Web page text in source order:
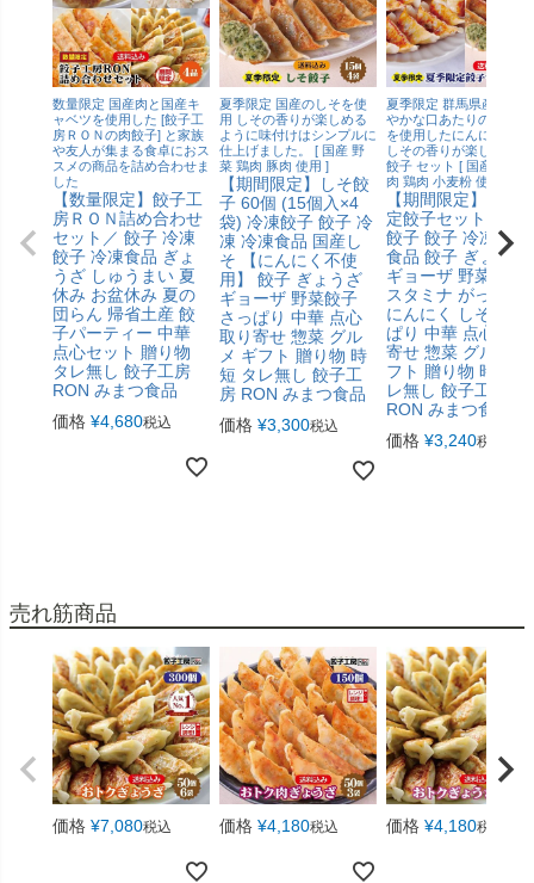
数量限定 国産肉と国産キ
ャベツを使用した [餃子工
房ＲＯＮの肉餃子] と家族
や友人が集まる食卓におス
スメの商品を詰め合わせま
した
【数量限定】餃子工
房ＲＯＮ詰め合わせ
セット／ 餃子 冷凍
餃子 冷凍食品 ぎょ
うざ しゅうまい 夏
休み お盆休み 夏の
団らん 帰省土産 餃
子パーティー 中華
点心セット 贈り物
タレ無し 餃子工房
RON みまつ食品
価格 ¥4,680税込
夏季限定 国産のしそを使
用 しその香りが楽しめる
ように味付けはシンプルに
仕上げました。 [ 国産 野
菜 鶏肉 豚肉 使用 ]
【期間限定】しそ餃
子 60個 (15個入×4
袋) 冷凍餃子 餃子 冷
凍 冷凍食品 国産し
そ 【にんにく不使
用】 餃子 ぎょうざ
ギョーザ 野菜餃子
さっぱり 中華 点心
取り寄せ 惣菜 グル
メ ギフト 贈り物 時
短 タレ無し 餃子工
房 RON みまつ食品
価格 ¥3,300税込
夏季限定 群馬県産のまろ
やかな口あたりのにんに
を使用したにんにく餃子
しその香りが楽しめるし
餃子 セット [ 国産 野菜
肉 鶏肉 小麦粉 使用 ]
【期間限定】 夏季
定餃子セット／ 冷
餃子 餃子 冷凍 冷凍
食品 餃子 ぎょうざ
ギョーザ 野菜餃子
スタミナ がっつり
にんにく しそ さっ
ぱり 中華 点心 取り
寄せ 惣菜 グルメ ギ
フト 贈り物 時短 タ
レ無し 餃子工房
RON みまつ食品
価格 ¥3,240税込
売れ筋商品
価格 ¥7,080税込 価格 ¥4,180税込 価格 ¥4,180税込